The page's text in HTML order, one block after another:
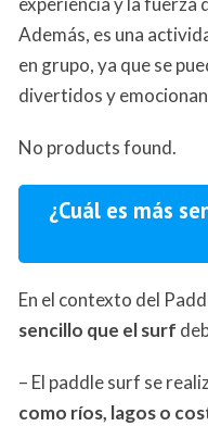
Además, es una
en grupo, ya que se
divertidos y
No products found.
¿Cuál es más
En el contexto del
sencillo que el surf
– El paddle surf se
como ríos, lagos o